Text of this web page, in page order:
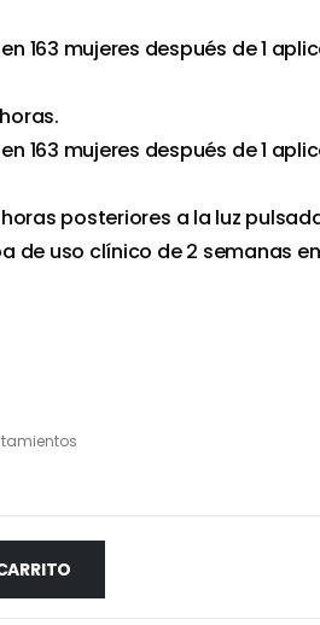
163 mujeres después de 1
163 mujeres después de 1
posteriores a la luz
de uso clínico de 2 semanas